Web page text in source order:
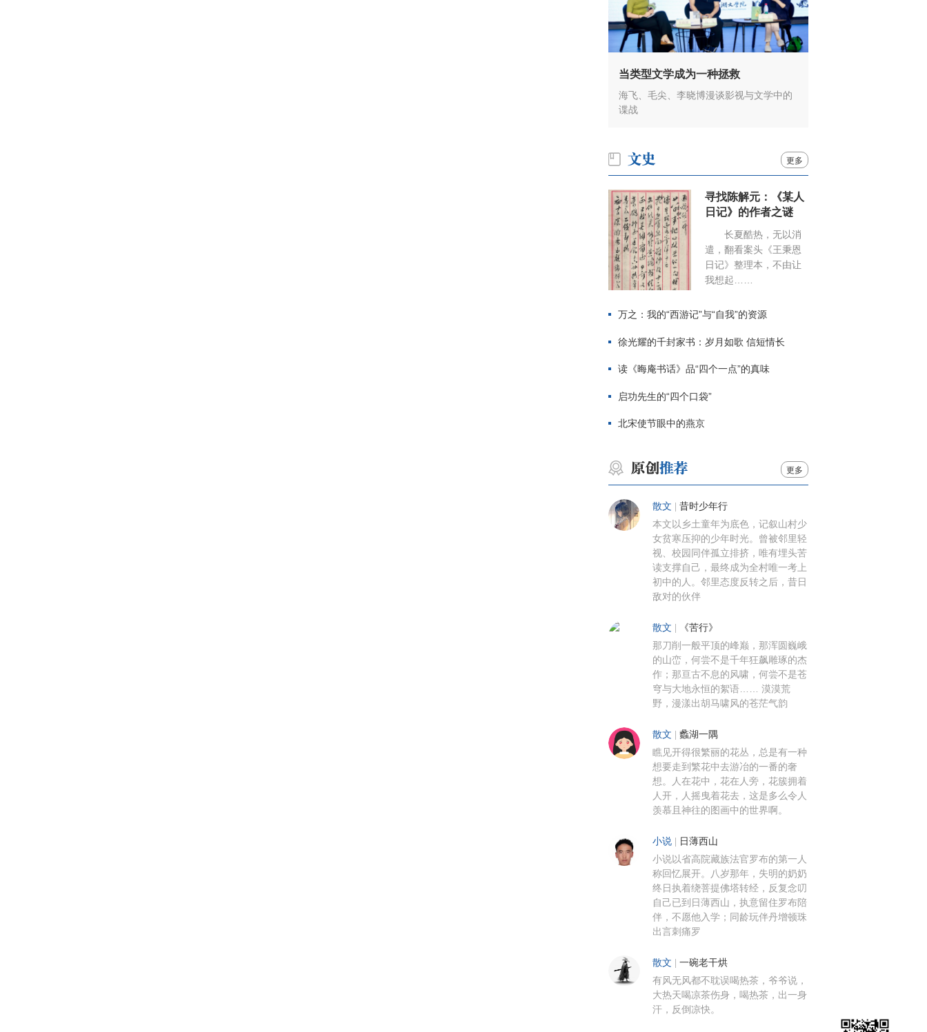
当类型文学成为一种拯救
海飞、毛尖、李晓博漫谈影视与文学中的
谍战
更多
寻找陈解元：《某人
日记》的作者之谜
长夏酷热，无以消
遣，翻看案头《王秉恩
日记》整理本，不由让
我想起……
万之：我的“西游记”与“自我”的资源
徐光耀的千封家书：岁月如歌 信短情长
读《晦庵书话》品“四个一点”的真味
启功先生的“四个口袋”
北宋使节眼中的燕京
更多
散文 昔时少年行
本文以乡土童年为底色，记叙山村少
女贫寒压抑的少年时光。曾被邻里轻
视、校园同伴孤立排挤，唯有埋头苦
读支撑自己，最终成为全村唯一考上
初中的人。邻里态度反转之后，昔日
敌对的伙伴
散文 《苦行》
那刀削一般平顶的峰巅，那浑圆巍峨
的山峦，何尝不是千年狂飙雕琢的杰
作；那亘古不息的风啸，何尝不是苍
穹与大地永恒的絮语…… 漠漠荒
野，漫漾出胡马啸风的苍茫气韵
散文 蠡湖一隅
瞧见开得很繁丽的花丛，总是有一种
想要走到繁花中去游冶的一番的奢
想。人在花中，花在人旁，花簇拥着
人开，人摇曳着花去，这是多么令人
羡慕且神往的图画中的世界啊。
小说 日薄西山
小说以省高院藏族法官罗布的第一人
称回忆展开。八岁那年，失明的奶奶
终日执着绕菩提佛塔转经，反复念叨
自己已到日薄西山，执意留住罗布陪
伴，不愿他入学；同龄玩伴丹增顿珠
出言刺痛罗
散文 一碗老干烘
有风无风都不耽误喝热茶，爷爷说，
大热天喝凉茶伤身，喝热茶，出一身
汗，反倒凉快。